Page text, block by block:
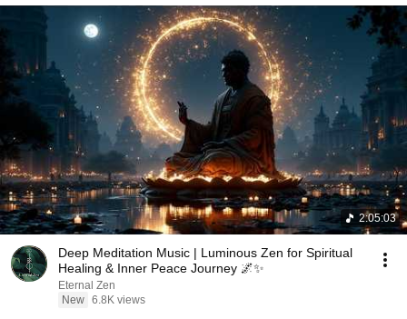
2:05:03
Deep Meditation Music | Luminous Zen for Spiritual
Healing & Inner Peace Journey 🌌✨
Eternal Zen
New 6.8K views